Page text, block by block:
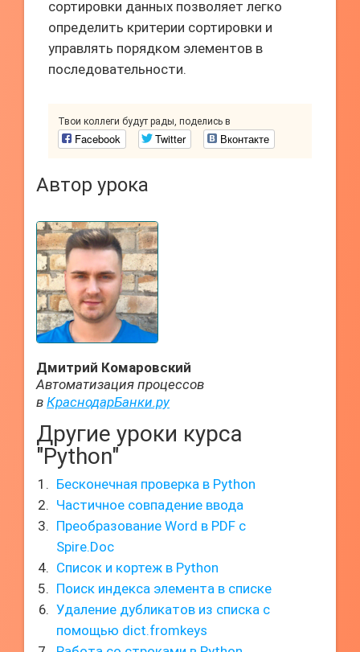
сортировки данных позволяет легко
определить критерии сортировки и
управлять порядком элементов в
последовательности.
Твои коллеги будут рады, поделись в
Facebook Twitter Вконтакте
Автор урока
Дмитрий Комаровский
Автоматизация процессов
в КраснодарБанки.ру
Другие уроки курса
"Python"
Бесконечная проверка в Python
Частичное совпадение ввода
Преобразование Word в PDF с
Spire.Doc
Список и кортеж в Python
Поиск индекса элемента в списке
Удаление дубликатов из списка с
помощью dict.fromkeys